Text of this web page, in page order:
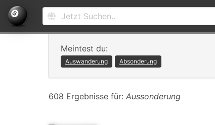
Meintest du:
Auswanderung Absonderung
608 Ergebnisse für: Aussonderung